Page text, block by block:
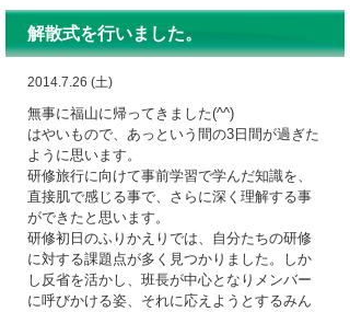
解散式を行いました。
2014.7.26 (土)
無事に福山に帰ってきました(^^)
はやいもので、あっという間の3日間が過ぎた
ように思います。
研修旅行に向けて事前学習で学んだ知識を、
直接肌で感じる事で、さらに深く理解する事
ができたと思います。
研修初日のふりかえりでは、自分たちの研修
に対する課題点が多く見つかりました。しか
し反省を活かし、班長が中心となりメンバー
に呼びかける姿、それに応えようとするみん